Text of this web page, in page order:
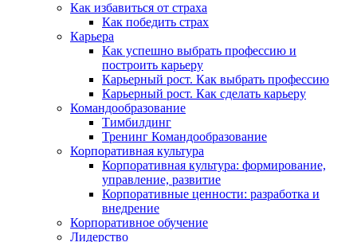
Как избавиться от страха
Как победить страх
Карьера
Как успешно выбрать профессию и
построить карьеру
Карьерный рост. Как выбрать профессию
Карьерный рост. Как сделать карьеру
Командообразование
Тимбилдинг
Тренинг Командообразование
Корпоративная культура
Корпоративная культура: формирование,
управление, развитие
Корпоративные ценности: разработка и
внедрение
Корпоративное обучение
Лидерство